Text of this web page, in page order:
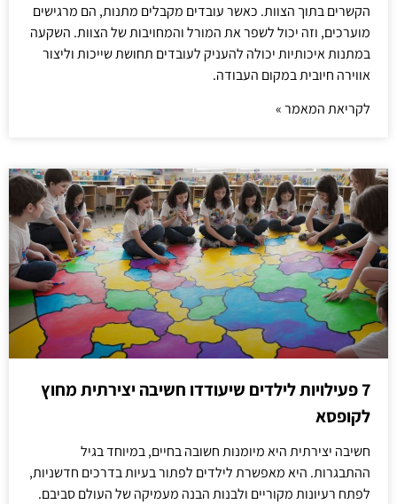
הקשרים בתוך הצוות. כאשר עובדים מקבלים מתנות, הם מרגישים
מוערכים, וזה יכול לשפר את המורל והמחויבות של הצוות. השקעה
במתנות איכותיות יכולה להעניק לעובדים תחושת שייכות וליצור
אווירה חיובית במקום העבודה.
לקריאת המאמר »
7 פעילויות לילדים שיעודדו חשיבה יצירתית מחוץ
לקופסא
חשיבה יצירתית היא מיומנות חשובה בחיים, במיוחד בגיל
ההתבגרות. היא מאפשרת לילדים לפתור בעיות בדרכים חדשניות,
לפתח רעיונות מקוריים ולבנות הבנה מעמיקה של העולם סביבם.